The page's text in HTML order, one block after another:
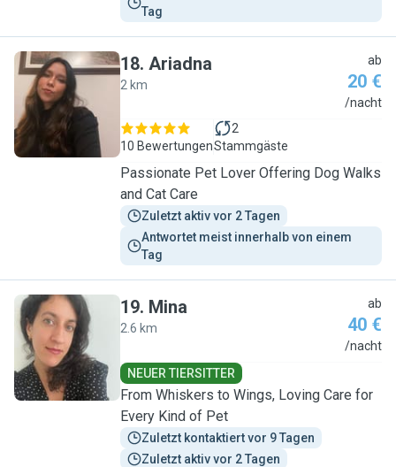
Tag
A
18. Ariadna
2 km
ab
20 €
/nacht
10 Bewertungen
2
Stammgäste
Passionate Pet Lover Offering Dog Walks
and Cat Care
Zuletzt aktiv vor 2 Tagen
Antwortet meist innerhalb von einem
Tag
M
19. Mina
2.6 km
ab
40 €
/nacht
NEUER TIERSITTER
From Whiskers to Wings, Loving Care for
Every Kind of Pet
Zuletzt kontaktiert vor 9 Tagen
Zuletzt aktiv vor 2 Tagen